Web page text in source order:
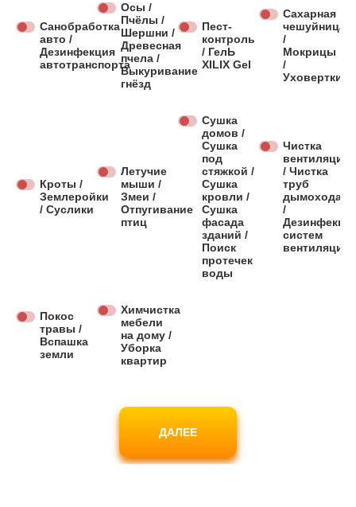
Санобработка
авто /
Дезинфекция
автотранспорта
Осы /
Пчёлы /
Шершни /
Древесная
пчела /
Выкуривание
гнёзд
Пест-
контроль
/ ГелЬ
XILIX Gel
Сахарная
чешуйница
/
Мокрицы
/
Уховертки
Кроты /
Землеройки
/ Суслики
Летучие
мыши /
Змеи /
Отпугивание
птиц
Сушка
домов /
Сушка
под
стяжкой /
Сушка
кровли /
Сушка
фасада
зданий /
Поиск
протечек
воды
Чистка
вентиляции
/ Чистка
труб
дымохода
/
систем
вентиляции
Покос
травы /
Вспашка
земли
Химчистка
мебели
на дому /
Уборка
квартир
ДАЛЕЕ